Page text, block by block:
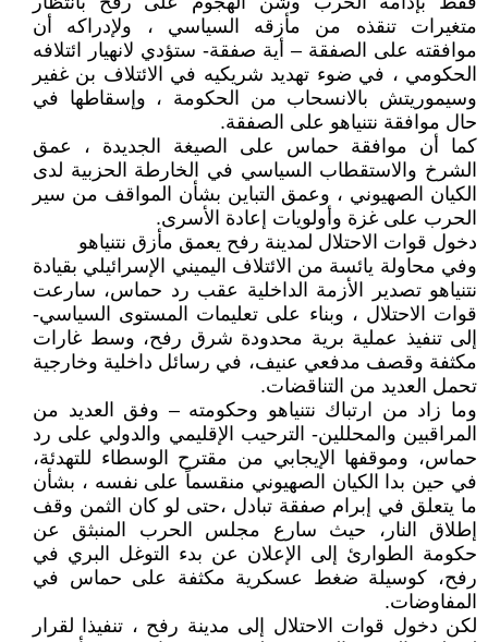
متغيرات تنقذه من مأزقه السياسي ، ولإدراكه أن
موافقته على الصفقة – أية صفقة- ستؤدي لانهيار ائتلافه
الحكومي ، في ضوء تهديد شريكيه في الائتلاف بن غفير
وسيموريتش بالانسحاب من الحكومة ، وإسقاطها في
حال موافقة نتنياهو على الصفقة.
كما أن موافقة حماس على الصيغة الجديدة ، عمق
الشرخ والاستقطاب السياسي في الخارطة الحزبية لدى
الكيان الصهيوني ، وعمق التباين بشأن المواقف من سير
الحرب على غزة وأولويات إعادة الأسرى.
دخول قوات الاحتلال لمدينة رفح يعمق مأزق نتنياهو
وفي محاولة يائسة من الائتلاف اليميني الإسرائيلي بقيادة
نتنياهو تصدير الأزمة الداخلية عقب رد حماس، سارعت
قوات الاحتلال ، وبناء على تعليمات المستوى السياسي-
إلى تنفيذ عملية برية محدودة شرق رفح، وسط غارات
مكثفة وقصف مدفعي عنيف، في رسائل داخلية وخارجية
تحمل العديد من التناقضات.
وما زاد من ارتباك نتنياهو وحكومته – وفق العديد من
المراقبين والمحللين- الترحيب الإقليمي والدولي على رد
حماس، وموقفها الإيجابي من مقترح الوسطاء للتهدئة،
في حين بدا الكيان الصهيوني منقسماً على نفسه ، بشأن
ما يتعلق في إبرام صفقة تبادل ،حتى لو كان الثمن وقف
إطلاق النار، حيث سارع مجلس الحرب المنبثق عن
حكومة الطوارئ إلى الإعلان عن بدء التوغل البري في
رفح، كوسيلة ضغط عسكرية مكثفة على حماس في
المفاوضات.
لكن دخول قوات الاحتلال إلى مدينة رفح ، تنفيذا لقرار